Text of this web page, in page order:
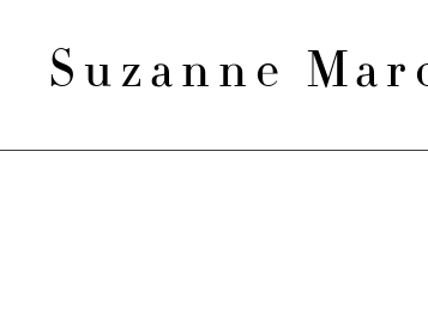
Suzanne